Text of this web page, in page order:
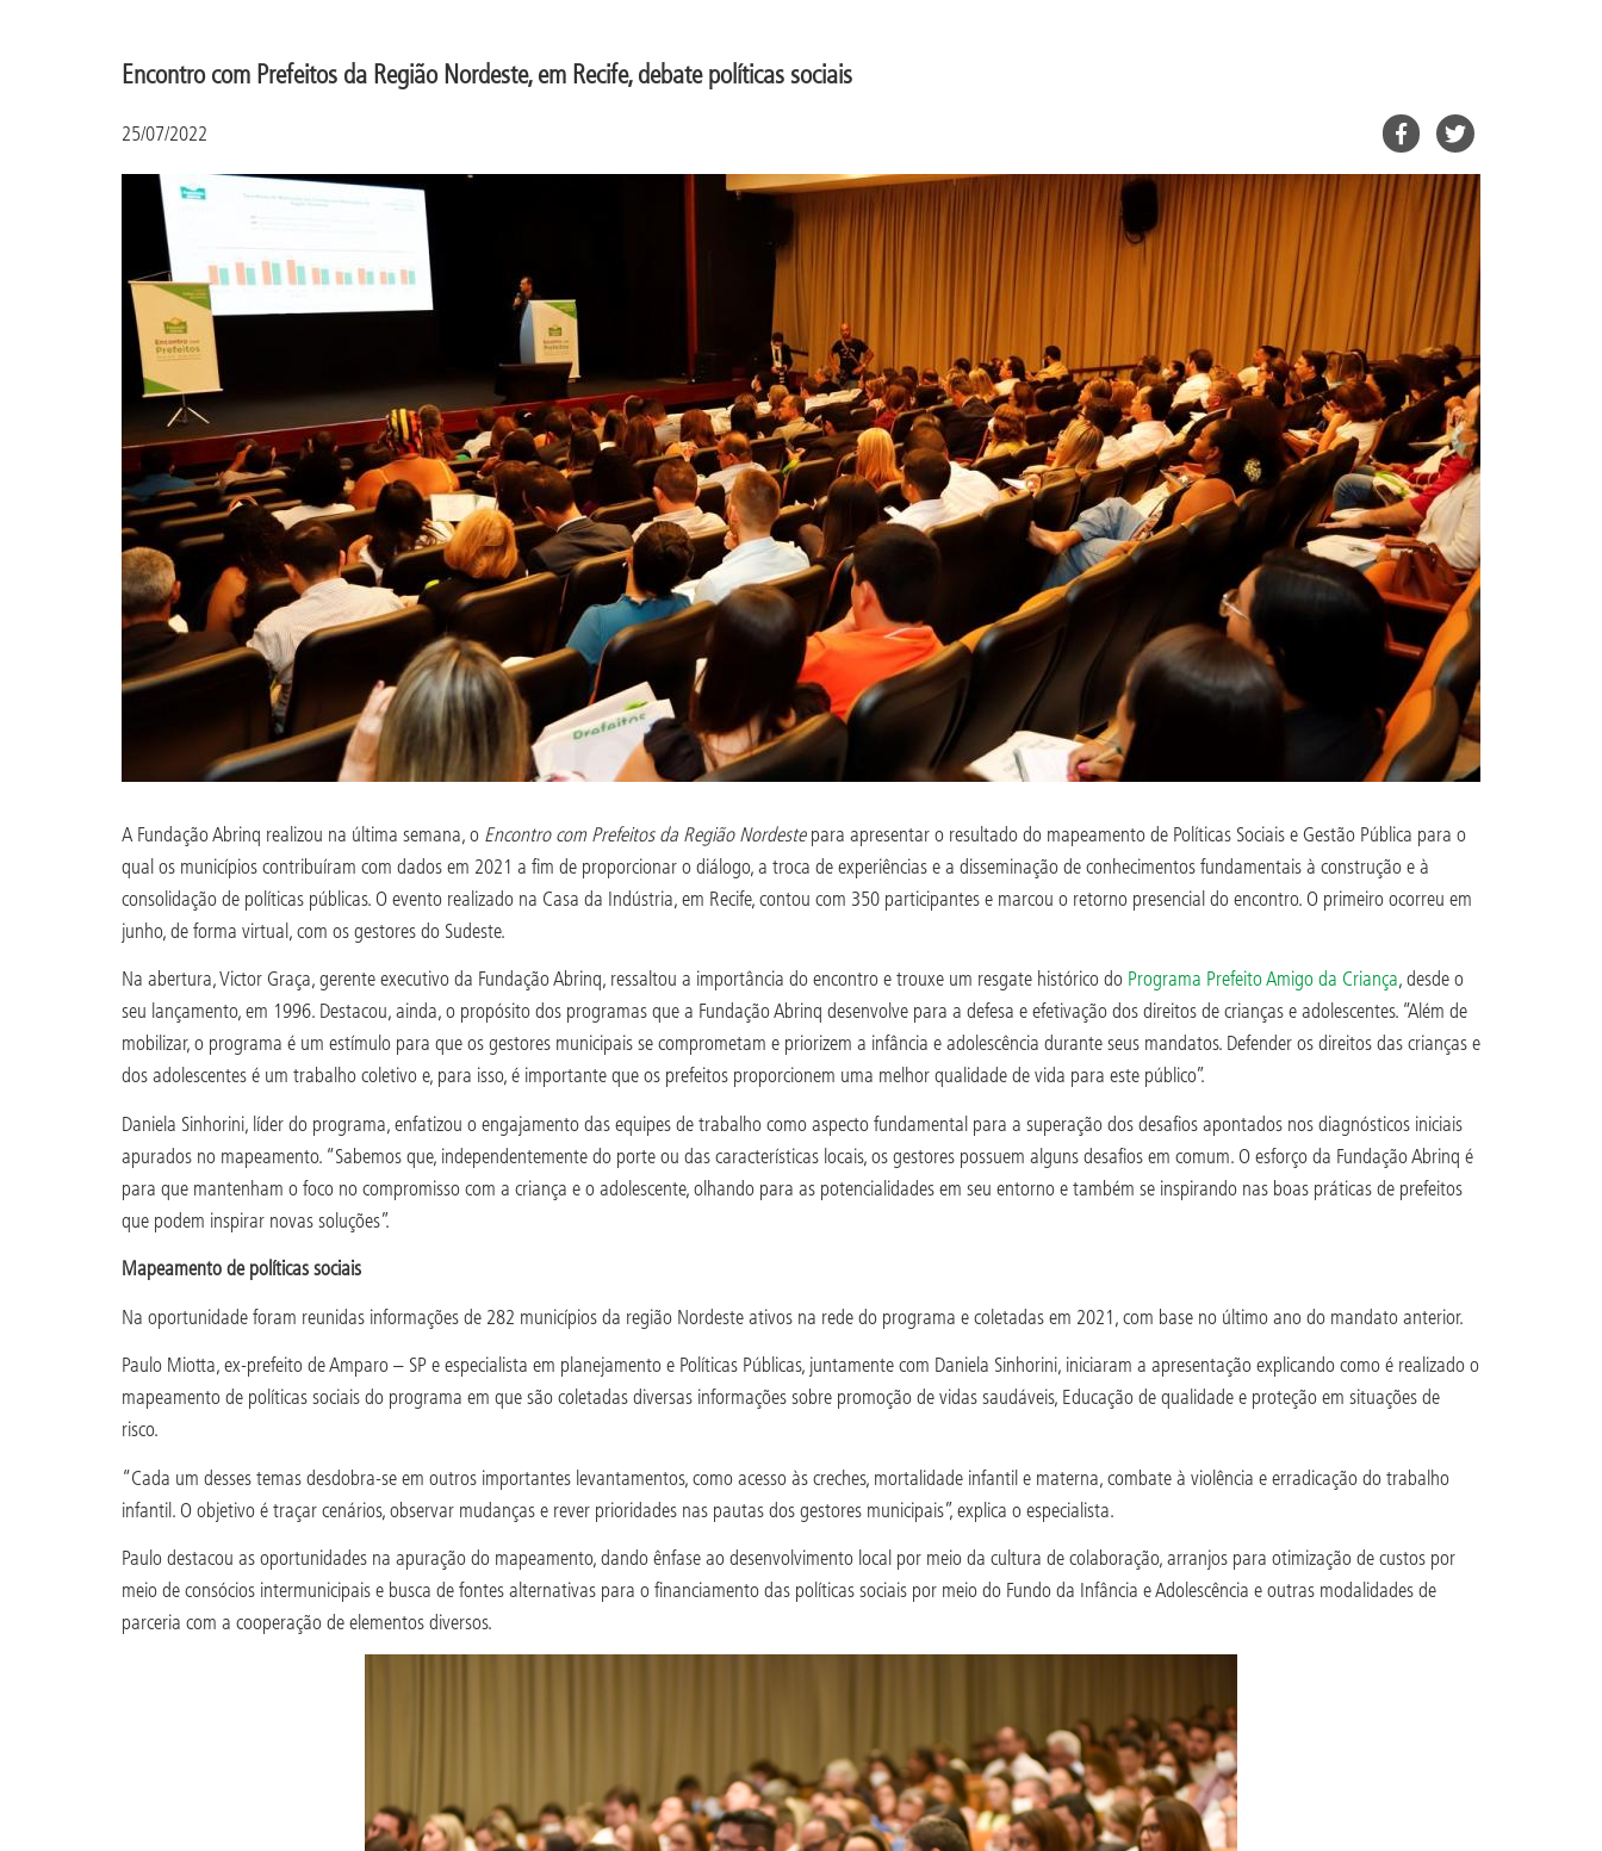
Encontro com Prefeitos da Região Nordeste, em Recife, debate políticas sociais
25/07/2022
A Fundação Abrinq realizou na última semana, o Encontro com Prefeitos da Região Nordestepara apresentar o resultado do mapeamento de Políticas Sociais e Gestão Pública para o
qual os municípios contribuíram com dados em 2021 a fim de proporcionar o diálogo, a troca de experiências e a disseminação de conhecimentos fundamentais à construção e à
consolidação de políticas públicas. O evento realizado na Casa da Indústria, em Recife, contou com 350 participantes e marcou o retorno presencial do encontro. O primeiro ocorreu em
junho, de forma virtual, com os gestores do Sudeste.
Na abertura, Victor Graça, gerente executivo da Fundação Abrinq, ressaltou a importância do encontro e trouxe um resgate histórico do Programa Prefeito Amigo da Criança, desde o
seu lançamento, em 1996. Destacou, ainda, o propósito dos programas que a Fundação Abrinq desenvolve para a defesa e efetivação dos direitos de crianças e adolescentes. “Além de
mobilizar, o programa é um estímulo para que os gestores municipais se comprometam e priorizem a infância e adolescência durante seus mandatos. Defender os direitos das crianças e
dos adolescentes é um trabalho coletivo e, para isso, é importante que os prefeitos proporcionem uma melhor qualidade de vida para este público”.
Daniela Sinhorini, líder do programa, enfatizou o engajamento das equipes de trabalho como aspecto fundamental para a superação dos desafios apontados nos diagnósticos iniciais
apurados no mapeamento. “Sabemos que, independentemente do porte ou das características locais, os gestores possuem alguns desafios em comum. O esforço da Fundação Abrinq é
para que mantenham o foco no compromisso com a criança e o adolescente, olhando para as potencialidades em seu entorno e também se inspirando nas boas práticas de prefeitos
que podem inspirar novas soluções”.
Mapeamento de políticas sociais
Na oportunidade foram reunidas informações de 282 municípios da região Nordeste ativos na rede do programa e coletadas em 2021, com base no último ano do mandato anterior.
Paulo Miotta, ex-prefeito de Amparo – SP e especialista em planejamento e Políticas Públicas, juntamente com Daniela Sinhorini, iniciaram a apresentação explicando como é realizado o
mapeamento de políticas sociais do programa em que são coletadas diversas informações sobre promoção de vidas saudáveis, Educação de qualidade e proteção em situações de
risco.
“Cada um desses temas desdobra-se em outros importantes levantamentos, como acesso às creches, mortalidade infantil e materna, combate à violência e erradicação do trabalho
infantil. O objetivo é traçar cenários, observar mudanças e rever prioridades nas pautas dos gestores municipais”, explica o especialista.
Paulo destacou as oportunidades na apuração do mapeamento, dando ênfase ao desenvolvimento local por meio da cultura de colaboração, arranjos para otimização de custos por
meio de consócios intermunicipais e busca de fontes alternativas para o financiamento das políticas sociais por meio do Fundo da Infância e Adolescência e outras modalidades de
parceria com a cooperação de elementos diversos.